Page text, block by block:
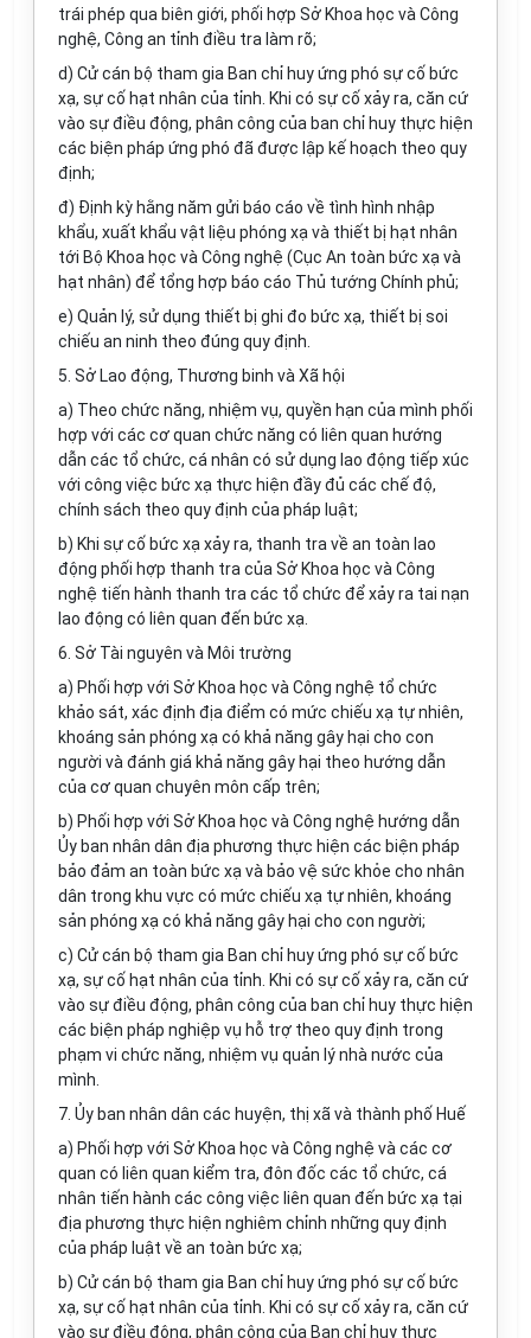
trái phép qua biên giới, phối hợp Sở Khoa học và Công
nghệ, Công an tỉnh điều tra làm rõ;
d) Cử cán bộ tham gia Ban chỉ huy ứng phó sự cố bức
xạ, sự cố hạt nhân của tỉnh. Khi có sự cố xảy ra, căn cứ
vào sự điều động, phân công của ban chỉ huy thực hiện
các biện pháp ứng phó đã được lập kế hoạch theo quy
định;
đ) Định kỳ hằng năm gửi báo cáo về tình hình nhập
khẩu, xuất khẩu vật liệu phóng xạ và thiết bị hạt nhân
tới Bộ Khoa học và Công nghệ (Cục An toàn bức xạ và
hạt nhân) để tổng hợp báo cáo Thủ tướng Chính phủ;
e) Quản lý, sử dụng thiết bị ghi đo bức xạ, thiết bị soi
chiếu an ninh theo đúng quy định.
5. Sở Lao động, Thương binh và Xã hội
a) Theo chức năng, nhiệm vụ, quyền hạn của mình phối
hợp với các cơ quan chức năng có liên quan hướng
dẫn các tổ chức, cá nhân có sử dụng lao động tiếp xúc
với công việc bức xạ thực hiện đầy đủ các chế độ,
chính sách theo quy định của pháp luật;
b) Khi sự cố bức xạ xảy ra, thanh tra về an toàn lao
động phối hợp thanh tra của Sở Khoa học và Công
nghệ tiến hành thanh tra các tổ chức để xảy ra tai nạn
lao động có liên quan đến bức xạ.
6. Sở Tài nguyên và Môi trường
a) Phối hợp với Sở Khoa học và Công nghệ tổ chức
khảo sát, xác định địa điểm có mức chiếu xạ tự nhiên,
khoáng sản phóng xạ có khả năng gây hại cho con
người và đánh giá khả năng gây hại theo hướng dẫn
của cơ quan chuyên môn cấp trên;
b) Phối hợp với Sở Khoa học và Công nghệ hướng dẫn
Ủy ban nhân dân địa phương thực hiện các biện pháp
bảo đảm an toàn bức xạ và bảo vệ sức khỏe cho nhân
dân trong khu vực có mức chiếu xạ tự nhiên, khoáng
sản phóng xạ có khả năng gây hại cho con người;
c) Cử cán bộ tham gia Ban chỉ huy ứng phó sự cố bức
xạ, sự cố hạt nhân của tỉnh. Khi có sự cố xảy ra, căn cứ
vào sự điều động, phân công của ban chỉ huy thực hiện
các biện pháp nghiệp vụ hỗ trợ theo quy định trong
phạm vi chức năng, nhiệm vụ quản lý nhà nước của
mình.
7. Ủy ban nhân dân các huyện, thị xã và thành phố Huế
a) Phối hợp với Sở Khoa học và Công nghệ và các cơ
quan có liên quan kiểm tra, đôn đốc các tổ chức, cá
nhân tiến hành các công việc liên quan đến bức xạ tại
địa phương thực hiện nghiêm chỉnh những quy định
của pháp luật về an toàn bức xạ;
b) Cử cán bộ tham gia Ban chỉ huy ứng phó sự cố bức
xạ, sự cố hạt nhân của tỉnh. Khi có sự cố xảy ra, căn cứ
vào sự điều động, phân công của Ban chỉ huy thực